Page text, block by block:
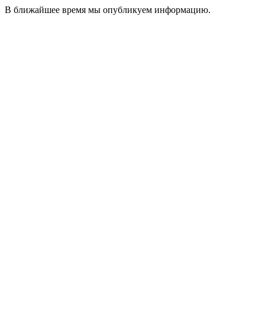
В ближайшее время мы опубликуем информацию.